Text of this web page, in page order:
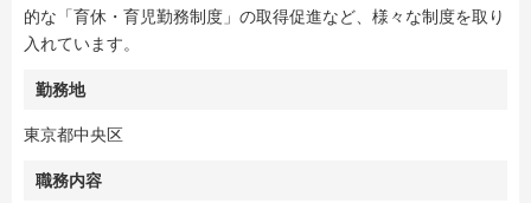
的な「育休・育児勤務制度」の取得促進など、様々な制度を取り
入れています。
勤務地
東京都中央区
職務内容